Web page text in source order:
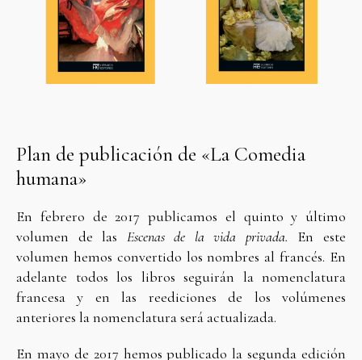
Plan de publicación de «La Comedia
humana»
En febrero de 2017 publicamos el quinto y último
volumen de las Escenas de la vida privada. En este
volumen hemos convertido los nombres al francés. En
adelante todos los libros seguirán la nomenclatura
francesa y en las reediciones de los volúmenes
anteriores la nomenclatura será actualizada.
En mayo de 2017 hemos publicado la segunda edición